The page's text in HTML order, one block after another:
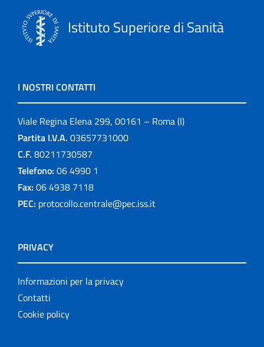
Istituto Superiore di Sanità
I NOSTRI CONTATTI
Viale Regina Elena 299, 00161 – Roma (I)
Partita I.V.A. 03657731000
C.F. 80211730587
Telefono: 06 4990 1
Fax: 06 4938 7118
PEC: protocollo.centrale@pec.iss.it
PRIVACY
Informazioni per la privacy
Contatti
Cookie policy